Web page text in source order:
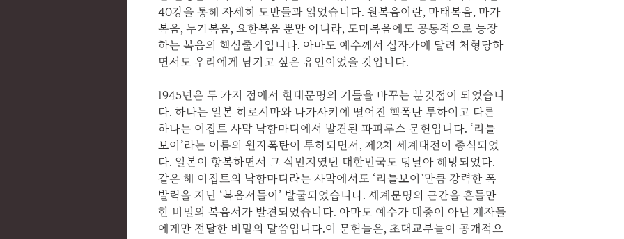
40강을 통해 자세히 도반들과 읽었습니다. 원복음이란, 마태복음, 마가
복음, 누가복음, 요한복음 뿐만 아니라, 도마복음에도 공통적으로 등장
하는 복음의 핵심줄기입니다. 아마도 예수께서 십자가에 달려 처형당하
면서도 우리에게 남기고 싶은 유언이었을 것입니다.
1945년은 두 가지 점에서 현대문명의 기틀을 바꾸는 분깃점이 되었습니
다. 하나는 일본 히로시마와 나가사키에 떨어진 핵폭탄 투하이고 다른
하나는 이집트 사막 낙함마디에서 발견된 파피루스 문헌입니다. ‘리틀
보이’라는 이름의 원자폭탄이 투하되면서, 제2차 세계대전이 종식되었
다. 일본이 항복하면서 그 식민지였던 대한민국도 덩달아 해방되었다.
같은 해 이집트의 낙함마디라는 사막에서도 ‘리틀보이’만큼 강력한 폭
발력을 지닌 ‘복음서들이’ 발굴되었습니다. 셰계문명의 근간을 흔들만
한 비밀의 복음서가 발견되었습니다. 아마도 예수가 대중이 아닌 제자들
에게만 전달한 비밀의 말씀입니다.이 문헌들은, 초대교부들이 공개적으